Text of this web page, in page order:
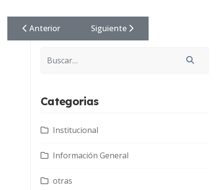
Artículo Anterior: Firma De Convenio Marco De
Anterior Artículo Siguiente: Firma De
Siguiente
Categorias
Institucional
Información General
otras